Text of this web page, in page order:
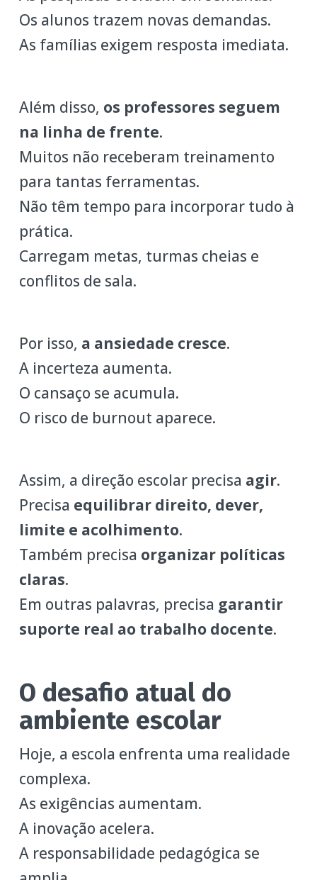
Os alunos trazem novas demandas.
As famílias exigem resposta imediata.
Além disso, os professores seguem
na linha de frente.
Muitos não receberam treinamento
para tantas ferramentas.
Não têm tempo para incorporar tudo à
prática.
Carregam metas, turmas cheias e
conflitos de sala.
Por isso, a ansiedade cresce.
A incerteza aumenta.
O cansaço se acumula.
O risco de burnout aparece.
Assim, a direção escolar precisa agir.
Precisa equilibrar direito, dever,
limite e acolhimento.
Também precisa organizar políticas
claras.
Em outras palavras, precisa garantir
suporte real ao trabalho docente.
O desafio atual do
ambiente escolar
Hoje, a escola enfrenta uma realidade
complexa.
As exigências aumentam.
A inovação acelera.
A responsabilidade pedagógica se